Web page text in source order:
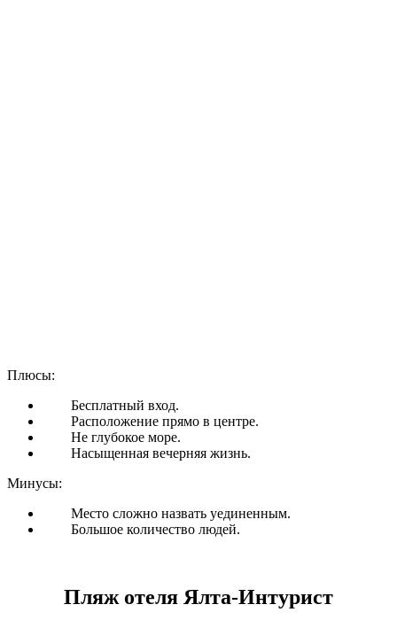
Плюсы:
Бесплатный вход.
Расположение прямо в центре.
Не глубокое море.
Насыщенная вечерняя жизнь.
Минусы:
Место сложно назвать уединенным.
Большое количество людей.
Пляж отеля Ялта-Интурист